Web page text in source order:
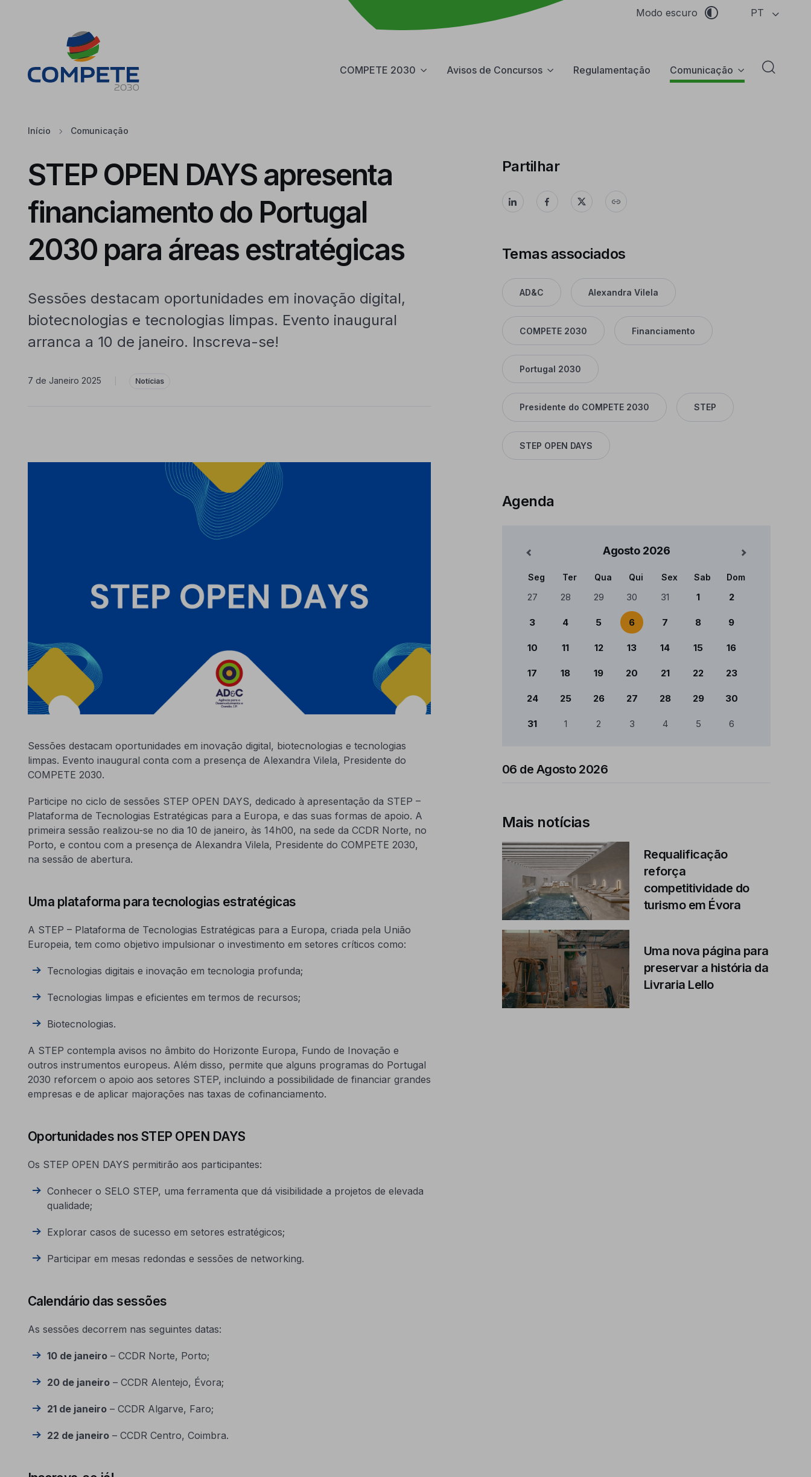
Modo escuro PT
COMPETE 2030 Avisos de Concursos Regulamentação Comunicação Abrir
Início Comunicação
STEP OPEN DAYS apresenta
financiamento do Portugal
2030 para áreas estratégicas
Sessões destacam oportunidades em inovação digital,
biotecnologias e tecnologias limpas. Evento inaugural
arranca a 10 de janeiro. Inscreva-se!
7 de Janeiro 2025 Notícias
Sessões destacam oportunidades em inovação digital, biotecnologias e tecnologias
limpas. Evento inaugural conta com a presença de Alexandra Vilela, Presidente do
COMPETE 2030.
Participe no ciclo de sessões STEP OPEN DAYS, dedicado à apresentação da STEP –
Plataforma de Tecnologias Estratégicas para a Europa, e das suas formas de apoio. A
primeira sessão realizou-se no dia 10 de janeiro, às 14h00, na sede da CCDR Norte, no
Porto, e contou com a presença de Alexandra Vilela, Presidente do COMPETE 2030,
na sessão de abertura.
Uma plataforma para tecnologias estratégicas
A STEP – Plataforma de Tecnologias Estratégicas para a Europa, criada pela União
Europeia, tem como objetivo impulsionar o investimento em setores críticos como:
Tecnologias digitais e inovação em tecnologia profunda;
Tecnologias limpas e eficientes em termos de recursos;
Biotecnologias.
A STEP contempla avisos no âmbito do Horizonte Europa, Fundo de Inovação e
outros instrumentos europeus. Além disso, permite que alguns programas do Portugal
2030 reforcem o apoio aos setores STEP, incluindo a possibilidade de financiar grandes
empresas e de aplicar majorações nas taxas de cofinanciamento.
Oportunidades nos STEP OPEN DAYS
Os STEP OPEN DAYS permitirão aos participantes:
Conhecer o SELO STEP, uma ferramenta que dá visibilidade a projetos de elevada
qualidade;
Explorar casos de sucesso em setores estratégicos;
Participar em mesas redondas e sessões de networking.
Calendário das sessões
As sessões decorrem nas seguintes datas:
10 de janeiro– CCDR Norte, Porto;
20 de janeiro– CCDR Alentejo, Évora;
21 de janeiro– CCDR Algarve, Faro;
22 de janeiro– CCDR Centro, Coimbra.
Partilhar
Temas associados
AD&C Alexandra Vilela
COMPETE 2030 Financiamento
Portugal 2030
Presidente do COMPETE 2030 STEP
STEP OPEN DAYS
Agenda
Agosto 2026
Mês Anterior Mês Seguinte
Calendário
Seg Ter Qua Qui Sex Sab Dom
27 28 29 30 31 1 2
3 4 5 6 7 8 9
10 11 12 13 14 15 16
17 18 19 20 21 22 23
24 25 26 27 28 29 30
31 1 2 3 4 5 6
06 de Agosto 2026
Mais notícias
Requalificação
reforça
competitividade do
turismo em Évora
Uma nova página para
preservar a história da
Livraria Lello